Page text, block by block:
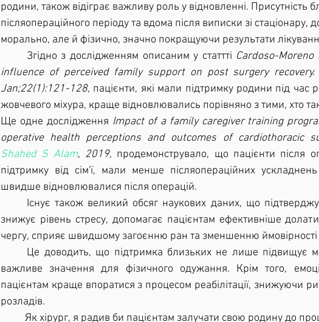
родини, також відіграє важливу роль у відновленні. Присутність
післяопераційного періоду та вдома після виписки зі
морально, але й фізично, значно покращуючи результати
	Згідно з дослідженням описаним у статтті
Cardoso-
influence of perceived family support on post surgery
Jan;22(1):121-128, пацієнти, які мали підтримку родини під час
жовчевого міхура, краще відновлювались порівняно з тими, хто
Ще одне дослідження Impact of a family caregiver training
operative health perceptions and outcomes of cardiothoracic
Shahed S Alam, 2019, продемонструвало, що пацієнти після
підтримку від сім'ї, мали менше післяопераційних
швидше відновлювалися після операцій.
знижує рівень стресу, допомагає пацієнтам ефективніше
чергу, сприяє швидшому загоєнню ран та зменшенню
важливе значення для фізичного одужання. Крім того,
пацієнтам краще впоратися з процесом реабілітації, знижуючи
розладів.